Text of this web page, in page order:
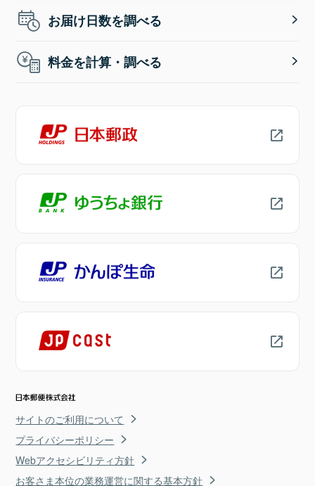
お届け日数を調べる
料金を計算・調べる
サイトのご利用について
プライバシーポリシー
Webアクセシビリティ方針
お客さま本位の業務運営に関する基本方針